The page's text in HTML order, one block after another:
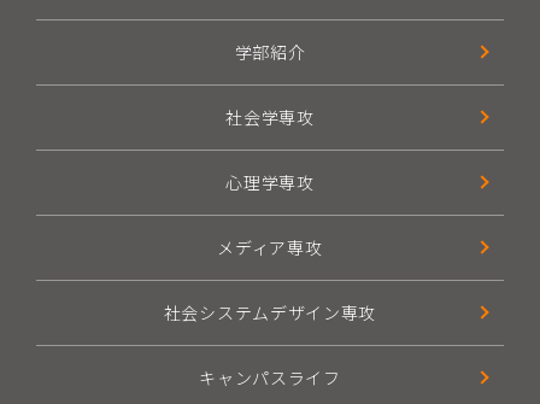
学部紹介
社会学専攻
心理学専攻
メディア専攻
社会システムデザイン専攻
キャンパスライフ